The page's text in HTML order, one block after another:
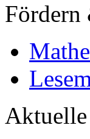
Fördern